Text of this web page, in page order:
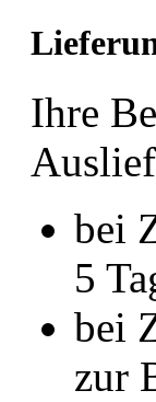
Ihre
bei
5
bei
zur